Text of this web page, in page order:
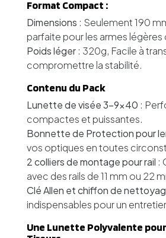
Format Compact :
Dimensions : Seulement 190
parfaite pour les armes
Poids léger : 320g, Facile à
compromettre la stabilité.
Contenu du Pack
Lunette de visée 3-9x40 :
compactes et puissantes.
Bonnette de Protection pour
vos optiques en toutes
2 colliers de montage pour rail :
avec des rails de 11 mm ou 22
Clé Allen et chiffon de
indispensables pour un
Une Lunette Polyvalente